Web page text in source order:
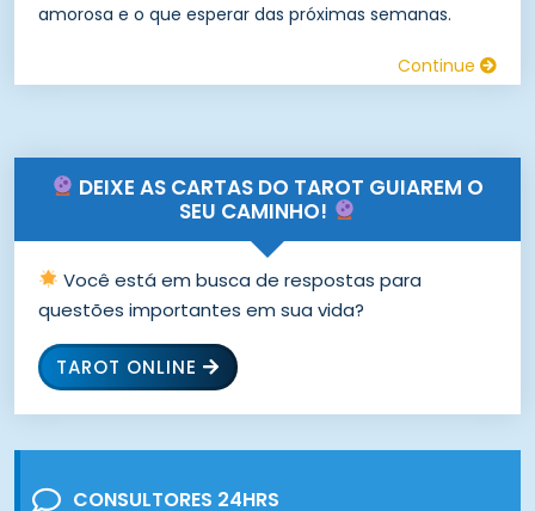
amorosa e o que esperar das próximas semanas.
Continue
DEIXE AS CARTAS DO TAROT GUIAREM O
SEU CAMINHO!
Você está em busca de respostas para
questões importantes em sua vida?
TAROT ONLINE
CONSULTORES 24HRS